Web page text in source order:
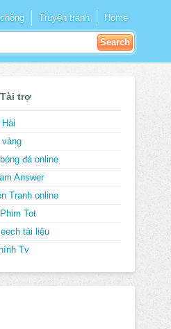
Truyện tranh Home
trợ
Hài
vàng
đá online
Answer
Tranh online
Tot
tài liệu
Tv